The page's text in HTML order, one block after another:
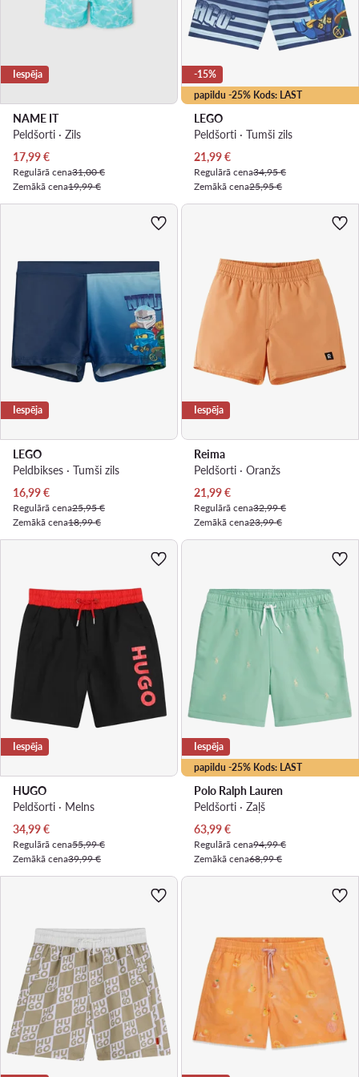
Iespēja
NAME IT
Peldšorti · Zils
Pašreizējā cena
17,99€
Regulārā cena31,00 €
Zemākā cena19,99 €
papildu -25% Kods: LAST
-15%
LEGO
Peldšorti · Tumši zils
Pašreizējā cena
21,99€
Regulārā cena34,95 €
Zemākā cena25,95 €
Iespēja
LEGO
Peldbikses · Tumši zils
Pašreizējā cena
16,99€
Regulārā cena25,95 €
Zemākā cena18,99 €
Iespēja
Reima
Peldšorti · Oranžs
Pašreizējā cena
21,99€
Regulārā cena32,99 €
Zemākā cena23,99 €
Iespēja
HUGO
Peldšorti · Melns
Pašreizējā cena
34,99€
Regulārā cena55,99 €
Zemākā cena39,99 €
papildu -25% Kods: LAST
Iespēja
Polo Ralph Lauren
Peldšorti · Zaļš
Pašreizējā cena
63,99€
Regulārā cena94,99 €
Zemākā cena68,99 €